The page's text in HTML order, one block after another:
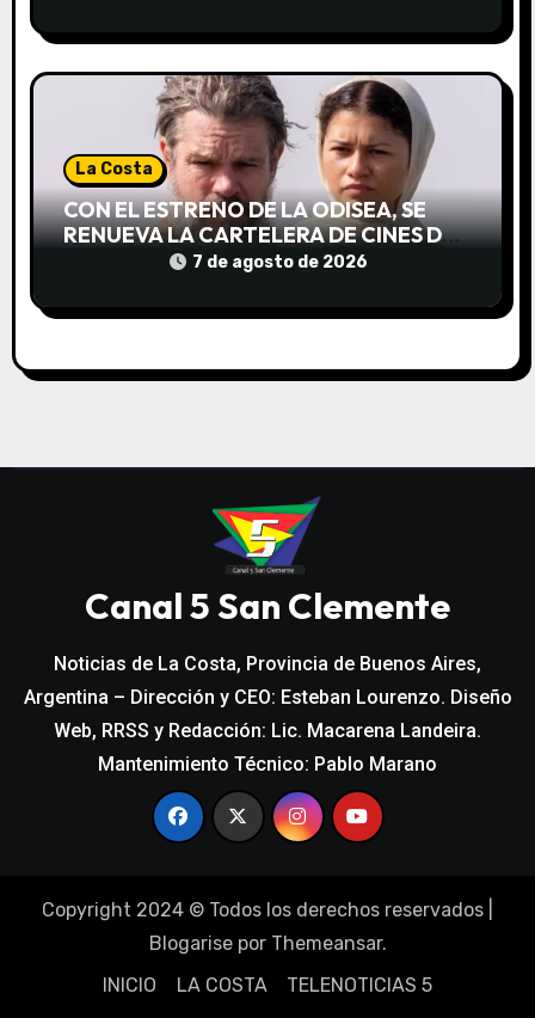
La Costa
CON EL ESTRENO DE LA ODISEA, SE
RENUEVA LA CARTELERA DE CINES DE
7 de agosto de 2026
Canal 5 San Clemente
Noticias de La Costa, Provincia de Buenos Aires,
Argentina – Dirección y CEO: Esteban Lourenzo. Diseño
Web, RRSS y Redacción: Lic. Macarena Landeira.
Mantenimiento Técnico: Pablo Marano
Copyright 2024 © Todos los derechos reservados
Blogarisepor Themeansar.
INICIO
LA COSTA TELENOTICIAS 5